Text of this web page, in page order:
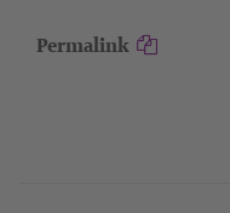
Permalink